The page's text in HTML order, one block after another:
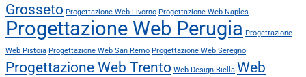
Grosseto Progettazione Web Livorno Progettazione Web Naples
Progettazione Web Perugia Progettazione
Web Pistoia Progettazione Web San Remo Progettazione Web Seregno
Progettazione Web Trento Web Design Biella Web